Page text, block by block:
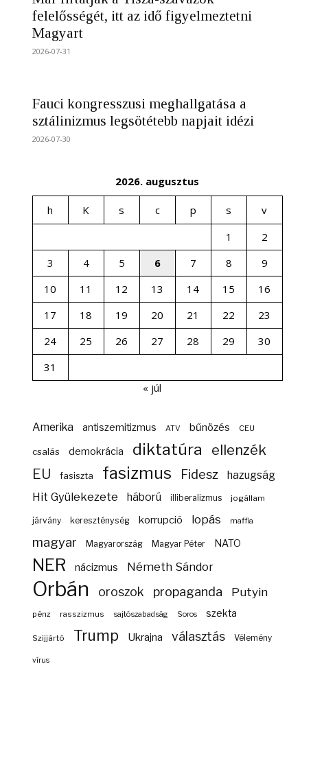
felelősségét, itt az idő figyelmeztetni
Magyart
2026-07-31
Fauci kongresszusi meghallgatása a
sztálinizmus legsötétebb napjait idézi
2026-07-30
2026. augusztus
h K s c p s
v
1
2
3
4 5 6 7 8
9
10
11 12 13 14 15
16
17
18 19 20 21 22
23
24
25 26 27 28 29
30
31
« júl
Amerika antiszemitizmus ATV bűnözés CEU
csalás demokrácia diktatúra ellenzék
EU fasiszta fasizmus Fidesz hazugság
Hit Gyülekezete háború illiberalizmus jogállam
járvány kereszténység korrupció lopás maffia
magyar Magyarország Magyar Péter NATO
NER nácizmus Németh Sándor
Orbán oroszok propaganda Putyin
pénz rasszizmus sajtószabadság Soros szekta
Szijjártó Trump Ukrajna választás Vélemény
vírus